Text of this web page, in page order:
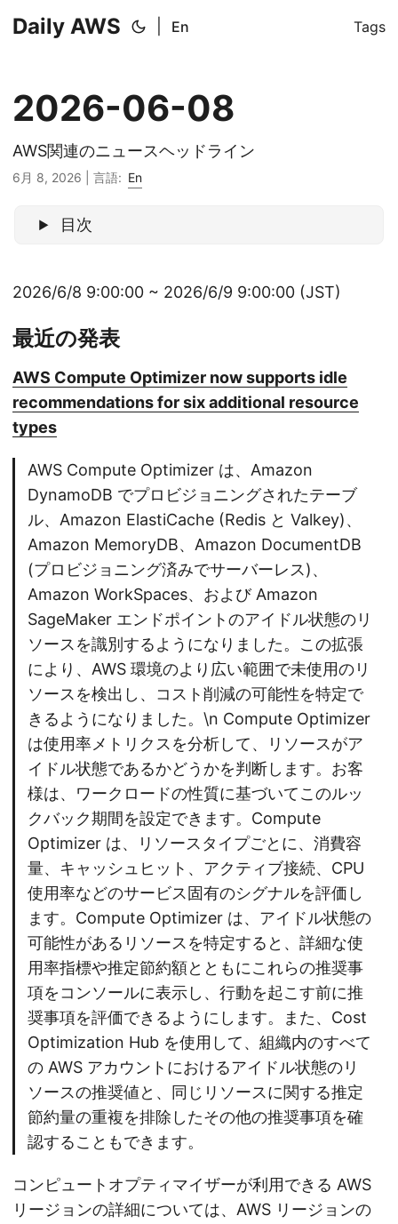
Daily AWS En Tags
2026-06-08
AWS関連のニュースヘッドライン
6月 8, 2026 言語: En
目次
2026/6/8 9:00:00 ~ 2026/6/9 9:00:00 (JST)
最近の発表
AWS Compute Optimizer now supports idle
recommendations for six additional resource
types
AWS Compute Optimizer は、Amazon
DynamoDB でプロビジョニングされたテーブ
ル、Amazon ElastiCache (Redis と Valkey)、
Amazon MemoryDB、Amazon DocumentDB
(プロビジョニング済みでサーバーレス)、
Amazon WorkSpaces、および Amazon
SageMaker エンドポイントのアイドル状態のリ
ソースを識別するようになりました。この拡張
により、AWS 環境のより広い範囲で未使用のリ
ソースを検出し、コスト削減の可能性を特定で
きるようになりました。\n Compute Optimizer
は使用率メトリクスを分析して、リソースがア
イドル状態であるかどうかを判断します。お客
様は、ワークロードの性質に基づいてこのルッ
クバック期間を設定できます。Compute
Optimizer は、リソースタイプごとに、消費容
量、キャッシュヒット、アクティブ接続、CPU
使用率などのサービス固有のシグナルを評価し
ます。Compute Optimizer は、アイドル状態の
可能性があるリソースを特定すると、詳細な使
用率指標や推定節約額とともにこれらの推奨事
項をコンソールに表示し、行動を起こす前に推
奨事項を評価できるようにします。また、Cost
Optimization Hub を使用して、組織内のすべて
の AWS アカウントにおけるアイドル状態のリ
ソースの推奨値と、同じリソースに関する推定
節約量の重複を排除したその他の推奨事項を確
認することもできます。
コンピュートオプティマイザーが利用できる AWS
リージョンの詳細については、AWS リージョンの